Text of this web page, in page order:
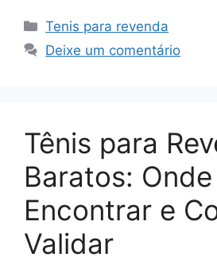
Categorias
Tenis para revenda
Deixe um comentário
Tênis para
Baratos: Onde
Encontrar e
Validar